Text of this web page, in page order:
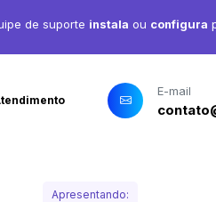
de suporte instala ou configura
E-mail
Apresentando: